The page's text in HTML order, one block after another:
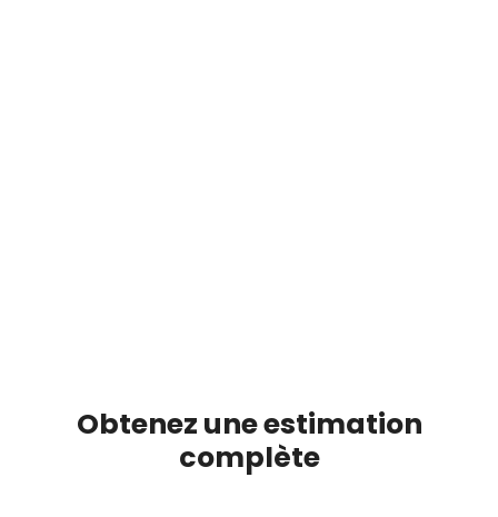
Obtenez une estimation
complète